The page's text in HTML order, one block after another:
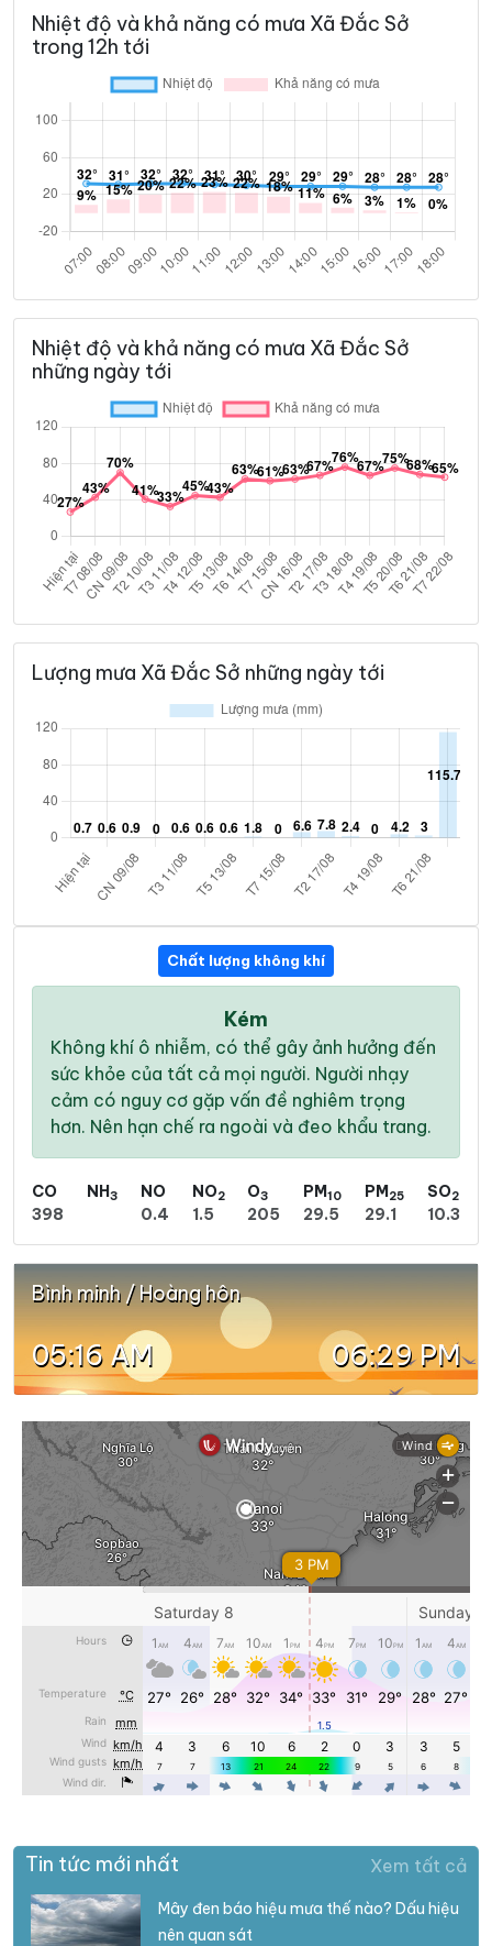
Nhiệt độ và khả năng có mưa Xã Đắc Sở
trong 12h tới
Nhiệt độ và khả năng có mưa Xã Đắc Sở
những ngày tới
Lượng mưa Xã Đắc Sở những ngày tới
Chất lượng không khí
Kém
Không khí ô nhiễm, có thể gây ảnh hưởng đến
sức khỏe của tất cả mọi người. Người nhạy
cảm có nguy cơ gặp vấn đề nghiêm trọng
hơn. Nên hạn chế ra ngoài và đeo khẩu trang.
CO
398
NH3
NO
0.4
NO2
1.5
O3
205
PM10
29.5
PM25
29.1
SO2
10.3
Bình minh / Hoàng hôn
05:16 AM 06:29 PM
Tin tức mới nhất Xem tất cả
Mây đen báo hiệu mưa thế nào? Dấu hiệu
nên quan sát